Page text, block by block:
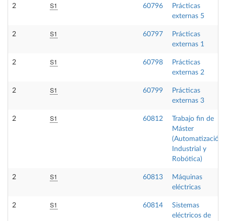
2 S1 60796
Prácticas
externas 5
2 S1 60797
Prácticas
externas 1
2 S1 60798
Prácticas
externas 2
2 S1 60799
Prácticas
externas 3
2 S1 60812
Trabajo fin de
Máster
(Automatización
Industrial y
Robótica)
2 S1 60813
Máquinas
eléctricas
2 S1 60814
Sistemas
eléctricos de